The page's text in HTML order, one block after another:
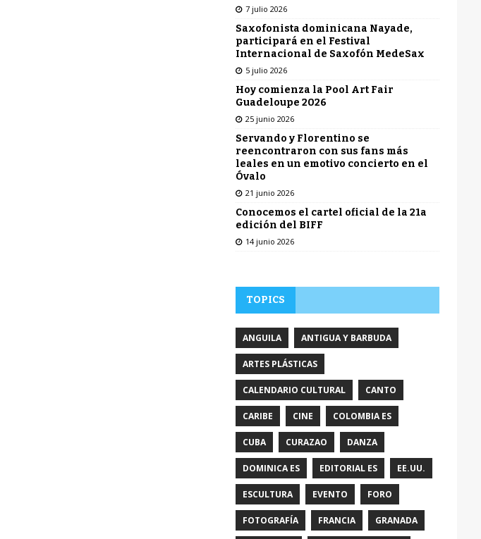
7 julio 2026
Saxofonista dominicana Nayade,
participará en el Festival
Internacional de Saxofón MedeSax
5 julio 2026
Hoy comienza la Pool Art Fair
Guadeloupe 2026
25 junio 2026
Servando y Florentino se
reencontraron con sus fans más
leales en un emotivo concierto en el
Óvalo
21 junio 2026
Conocemos el cartel oficial de la 21a
edición del BIFF
14 junio 2026
TOPICS
ANGUILA ANTIGUA Y BARBUDA
ARTES PLÁSTICAS
CALENDARIO CULTURAL CANTO
CARIBE CINE COLOMBIA ES
CUBA CURAZAO DANZA
DOMINICA ES EDITORIAL ES EE.UU.
ESCULTURA EVENTO FORO
FOTOGRAFÍA FRANCIA GRANADA